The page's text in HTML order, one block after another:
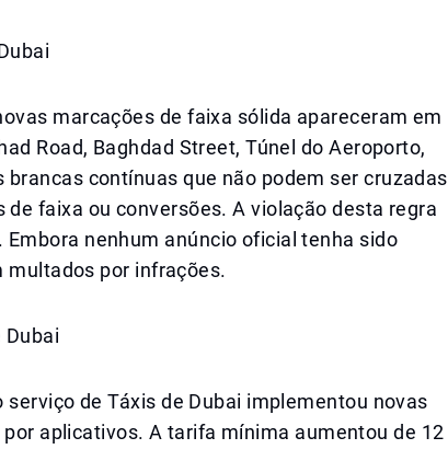
marcações de faixa sólida apareceram em
Road, Baghdad Street, Túnel do Aeroporto,
brancas contínuas que não podem ser cruzadas
faixa ou conversões. A violação desta regra
nenhum anúncio oficial tenha sido
por infrações.
Dubai
de Táxis de Dubai implementou novas
aplicativos. A tarifa mínima aumentou de 12